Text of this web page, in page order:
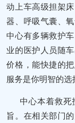
动上车高级担架
器、呼吸气囊、
中心有多辆救护
业的医护人员随
价格，能快捷的
服务是你明智的选
中心本着救
旨。在相关部门